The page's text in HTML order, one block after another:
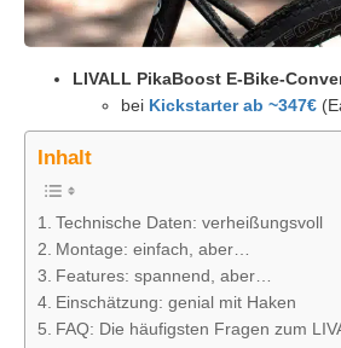
LIVALL PikaBoost E-Bike-
bei Kickstarter ab ~347€
Inhalt
Technische Daten: verheißungsvoll
Montage: einfach, aber…
Features: spannend, aber…
Einschätzung: genial mit Haken
FAQ: Die häufigsten Fragen zum